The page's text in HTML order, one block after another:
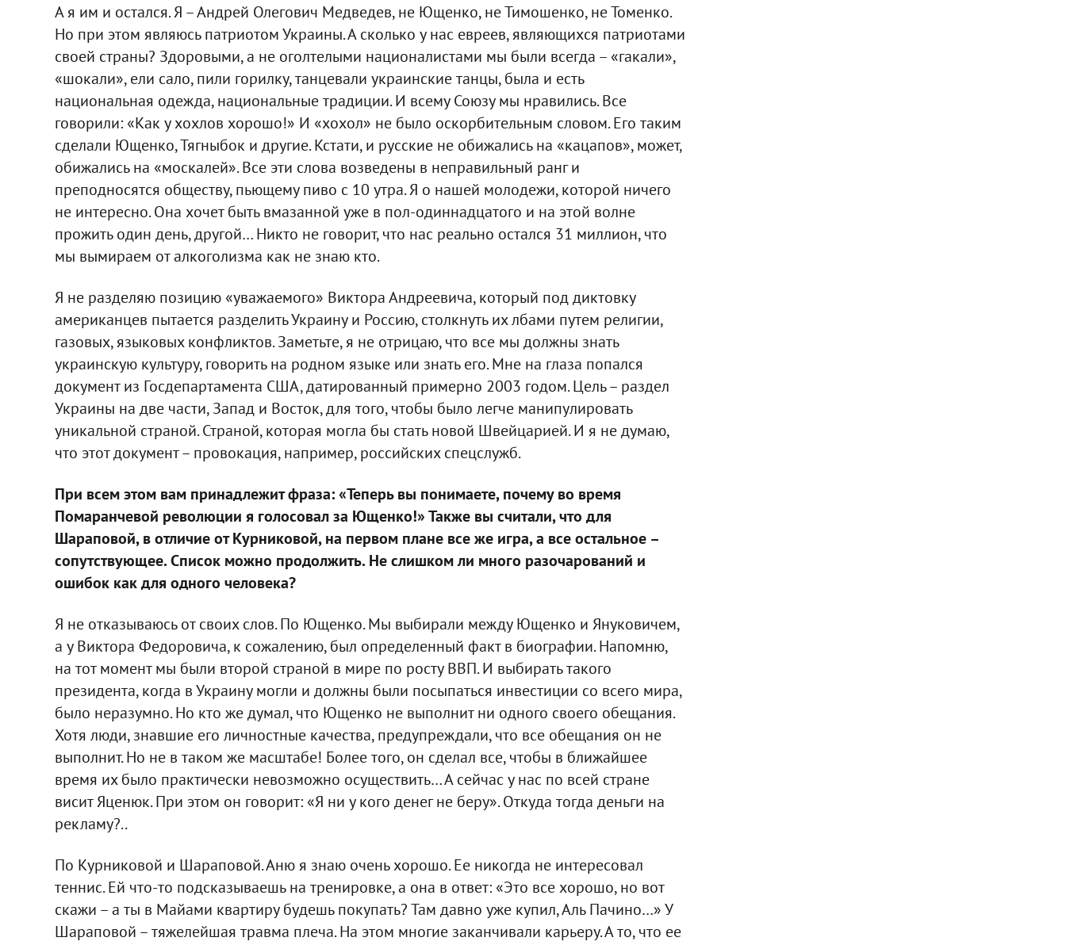
А я им и остался. Я – Андрей Олегович Медведев, не Ющенко, не Тимошенко, не Томенко.
Но при этом являюсь патриотом Украины. А сколько у нас евреев, являющихся патриотами
своей страны? Здоровыми, а не оголтелыми националистами мы были всегда – «гакали»,
«шокали», ели сало, пили горилку, танцевали украинские танцы, была и есть
национальная одежда, национальные традиции. И всему Союзу мы нравились. Все
говорили: «Как у хохлов хорошо!» И «хохол» не было оскорбительным словом. Его таким
сделали Ющенко, Тягныбок и другие. Кстати, и русские не обижались на «кацапов», может,
обижались на «москалей». Все эти слова возведены в неправильный ранг и
преподносятся обществу, пьющему пиво с 10 утра. Я о нашей молодежи, которой ничего
не интересно. Она хочет быть вмазанной уже в пол-одиннадцатого и на этой волне
прожить один день, другой… Никто не говорит, что нас реально остался 31 миллион, что
мы вымираем от алкоголизма как не знаю кто.
Я не разделяю позицию «уважаемого» Виктора Андреевича, который под диктовку
американцев пытается разделить Украину и Россию, столкнуть их лбами путем религии,
газовых, языковых конфликтов. Заметьте, я не отрицаю, что все мы должны знать
украинскую культуру, говорить на родном языке или знать его. Мне на глаза попался
документ из Госдепартамента США, датированный примерно 2003 годом. Цель – раздел
Украины на две части, Запад и Восток, для того, чтобы было легче манипулировать
уникальной страной. Страной, которая могла бы стать новой Швейцарией. И я не думаю,
что этот документ – провокация, например, российских спецслужб.
При всем этом вам принадлежит фраза: «Теперь вы понимаете, почему во время
Помаранчевой революции я голосовал за Ющенко!» Также вы считали, что для
Шараповой, в отличие от Курниковой, на первом плане все же игра, а все остальное –
сопутствующее. Список можно продолжить. Не слишком ли много разочарований и
ошибок как для одного человека?
Я не отказываюсь от своих слов. По Ющенко. Мы выбирали между Ющенко и Януковичем,
а у Виктора Федоровича, к сожалению, был определенный факт в биографии. Напомню,
на тот момент мы были второй страной в мире по росту ВВП. И выбирать такого
президента, когда в Украину могли и должны были посыпаться инвестиции со всего мира,
было неразумно. Но кто же думал, что Ющенко не выполнит ни одного своего обещания.
Хотя люди, знавшие его личностные качества, предупреждали, что все обещания он не
выполнит. Но не в таком же масштабе! Более того, он сделал все, чтобы в ближайшее
время их было практически невозможно осуществить… А сейчас у нас по всей стране
висит Яценюк. При этом он говорит: «Я ни у кого денег не беру». Откуда тогда деньги на
рекламу?..
По Курниковой и Шараповой. Аню я знаю очень хорошо. Ее никогда не интересовал
теннис. Ей что-то подсказываешь на тренировке, а она в ответ: «Это все хорошо, но вот
скажи – а ты в Майами квартиру будешь покупать? Там давно уже купил, Аль Пачино…» У
Шараповой – тяжелейшая травма плеча. На этом многие заканчивали карьеру. А то, что ее